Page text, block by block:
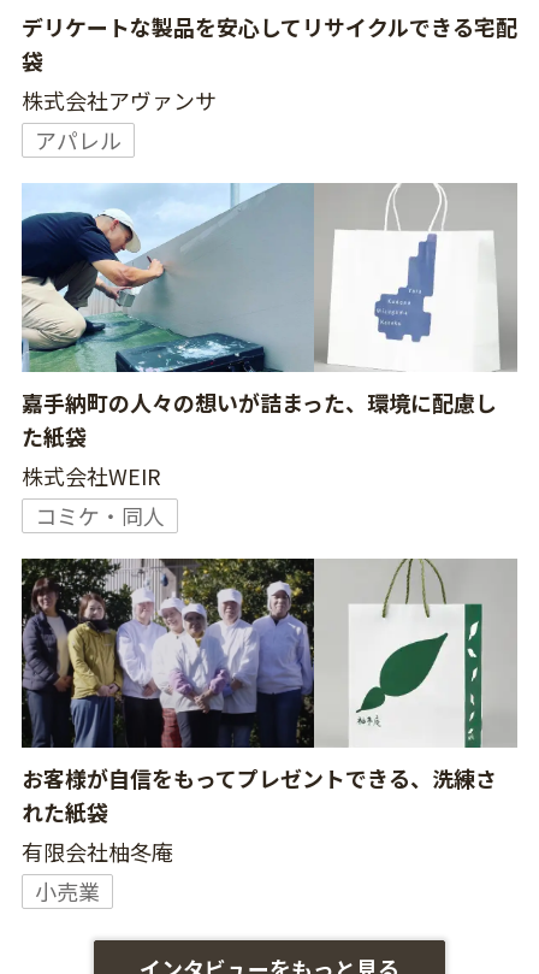
デリケートな製品を安心してリサイクルできる宅配
袋
株式会社アヴァンサ
アパレル
嘉手納町の人々の想いが詰まった、環境に配慮し
た紙袋
株式会社WEIR
コミケ・同人
お客様が自信をもってプレゼントできる、洗練さ
れた紙袋
有限会社柚冬庵
小売業
インタビューをもっと見る